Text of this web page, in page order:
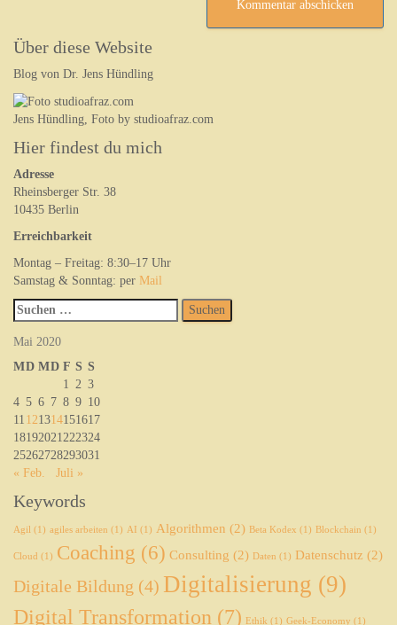
Über diese Website
Blog von Dr. Jens Hündling
Jens Hündling, Foto by studioafraz.com
Hier findest du mich
Adresse
Rheinsberger Str. 38
10435 Berlin
Erreichbarkeit
Montag – Freitag: 8:30–17 Uhr
Samstag & Sonntag: per Mail
Suchen
nach:
Mai 2020
MD MD F S S
1
2 3
4 5 6 7 8 9 10
11 121314151617
18192021 222324
25262728293031
« Feb.
Juli »
Keywords
Agil (1) agiles arbeiten (1) AI (1) Algorithmen (2) Beta Kodex (1) Blockchain (1)
Cloud (1) Coaching (6) Consulting (2) Daten (1) Datenschutz (2)
Digitale Bildung (4) Digitalisierung (9)
Digital Transformation (7) Ethik (1) Geek-Economy (1)